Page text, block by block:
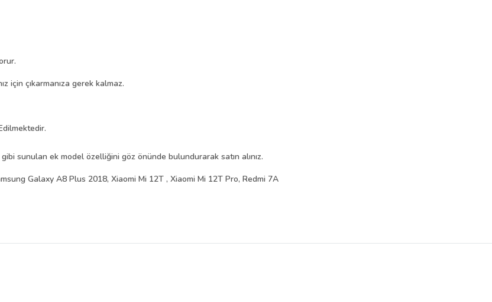
için çıkarmanıza gerek kalmaz.
sunulan ek model özelliğini göz önünde bulundurarak satın alınız.
Galaxy A8 Plus 2018, Xiaomi Mi 12T , Xiaomi Mi 12T Pro, Redmi 7A